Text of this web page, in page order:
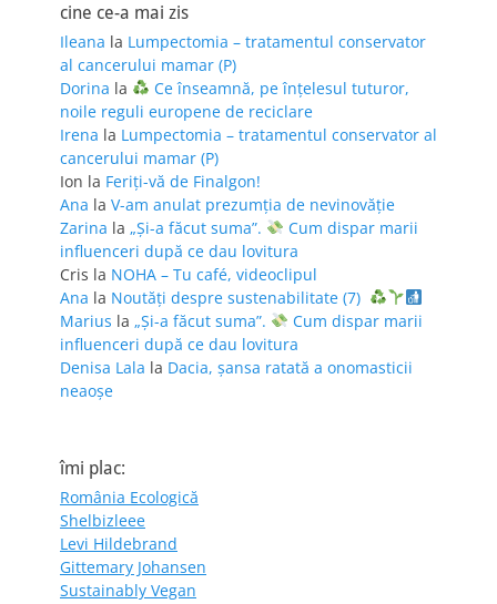
cine ce-a mai zis
Ileana la Lumpectomia – tratamentul conservator
al cancerului mamar (P)
Dorina la
Ce înseamnă, pe înțelesul tuturor,
noile reguli europene de reciclare
Irena la Lumpectomia – tratamentul conservator al
cancerului mamar (P)
Ion la Feriţi-vă de Finalgon!
Ana la V-am anulat prezumția de nevinovăție
Zarina la „Și-a făcut suma”.
Cum dispar marii
influenceri după ce dau lovitura
Cris la NOHA – Tu café, videoclipul
Ana la Noutăți despre sustenabilitate (7)
Marius la „Și-a făcut suma”.
Cum dispar marii
influenceri după ce dau lovitura
Denisa Lala la Dacia, șansa ratată a onomasticii
neaoșe
îmi plac:
România Ecologică
Shelbizleee
Levi Hildebrand
Gittemary Johansen
Sustainably Vegan